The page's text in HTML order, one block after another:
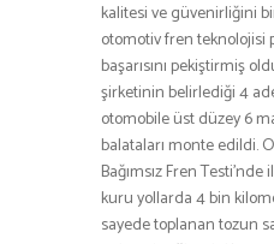
kalitesi ve güvenirliğini
otomotiv fren teknolojisi
başarısını pekiştirmiş
şirketinin belirlediği 4
otomobile üst düzey 6
balataları monte edildi.
Bağımsız Fren
kuru yollarda 4 bin
sayede toplanan tozun